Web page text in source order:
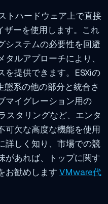
トハードウェア上で直接
ザーを使用します。これ
システムの必要性を回避
ルアプローチにより、
を提供できます。ESXiの
系の他の部分と統合さ
マイグレーション用の
スタリングなど、エンタ
可欠な高度な機能を使用
詳しく知り、市場での競
があれば、トップに関す
お勧めします VMware代